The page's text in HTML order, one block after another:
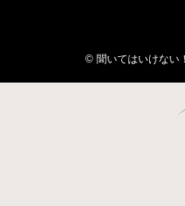
© 聞いてはいけない